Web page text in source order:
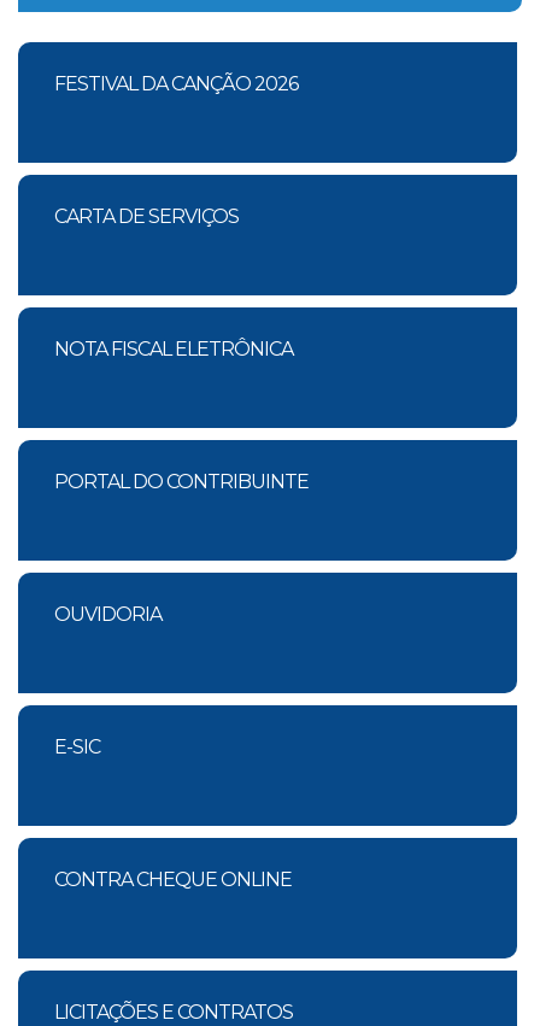
FESTIVAL DA CANÇÃO 2026
CARTA DE SERVIÇOS
NOTA FISCAL ELETRÔNICA
PORTAL DO CONTRIBUINTE
OUVIDORIA
E-SIC
CONTRA CHEQUE ONLINE
LICITAÇÕES E CONTRATOS